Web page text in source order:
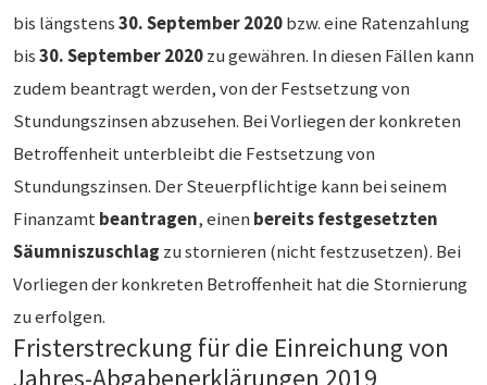
bis längstens30. September 2020bzw. eine Ratenzahlung
bis30. September 2020zu gewähren. In diesen Fällen kann
zudem beantragt werden, von der Festsetzung von
Stundungszinsen abzusehen. Bei Vorliegen der konkreten
Betroffenheit unterbleibt die Festsetzung von
Stundungszinsen. Der Steuerpflichtige kann bei seinem
Finanzamtbeantragen, einen bereits festgesetzten
Säumniszuschlag zu stornieren (nicht festzusetzen). Bei
Vorliegen der konkreten Betroffenheit hat die Stornierung
zu erfolgen.
Fristerstreckung für die Einreichung von
Jahres-Abgabenerklärungen 2019